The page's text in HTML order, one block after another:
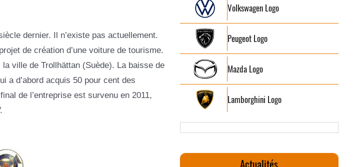
dernier. Il n’existe pas actuellement.
de création d’une voiture de tourisme.
ville de Trollhättan (Suède). La baisse de
a d’abord acquis 50 pour cent des
de l’entreprise est survenu en 2011,
Volkswagen Logo
Peugeot Logo
Mazda Logo
Lamborghini Logo